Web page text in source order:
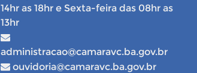
14hr as 18hr e Sexta-feira das 08hr as
13hr
administracao@camaravc.ba.gov.br
ouvidoria@camaravc.ba.gov.br